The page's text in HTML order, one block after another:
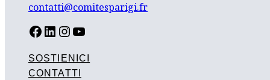
contatti@comitesparigi.fr
FACEBOOK LINKEDIN INSTAGRAM YOUTUBE
SOSTIENICI
CONTATTI